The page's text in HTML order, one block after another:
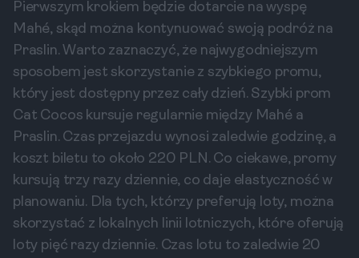
Pierwszym krokiem będzie dotarcie na wyspę
Mahé, skąd można kontynuować swoją podróż na
Praslin. Warto zaznaczyć, że najwygodniejszym
sposobem jest skorzystanie z szybkiego promu,
który jest dostępny przez cały dzień. Szybki prom
Cat Cocos kursuje regularnie między Mahé a
Praslin. Czas przejazdu wynosi zaledwie godzinę, a
koszt biletu to około 220 PLN. Co ciekawe, promy
kursują trzy razy dziennie, co daje elastyczność w
planowaniu. Dla tych, którzy preferują loty, można
skorzystać z lokalnych linii lotniczych, które oferują
loty pięć razy dziennie. Czas lotu to zaledwie 20